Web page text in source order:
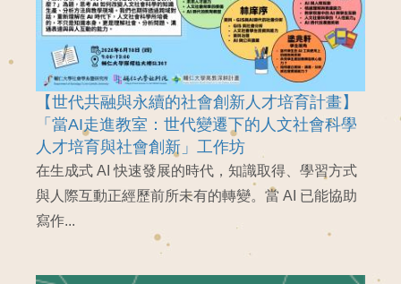
【世代共融與永續的社會創新人才培育計畫】
「當AI走進教室：世代變遷下的人文社會科學
人才培育與社會創新」工作坊
在生成式 AI 快速發展的時代，知識取得、學習方式
與人際互動正經歷前所未有的轉變。當 AI 已能協助
寫作...